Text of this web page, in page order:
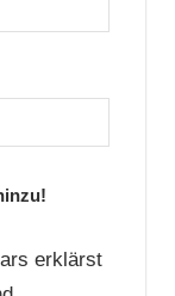
erklärst